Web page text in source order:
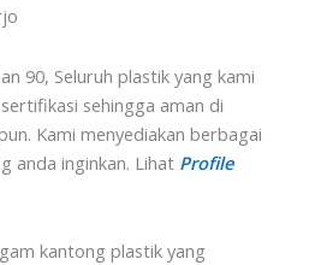
90, Seluruh plastik yang kami
sehingga aman di
Kami menyediakan berbagai
anda inginkan. Lihat Profile
kantong plastik yang